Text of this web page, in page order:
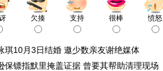
欠揍 支持 很棒 愤怒
琪10月3日结婚 邀少数亲友谢绝媒体
保镖指默里掩盖证据 曾要其帮助清理现场